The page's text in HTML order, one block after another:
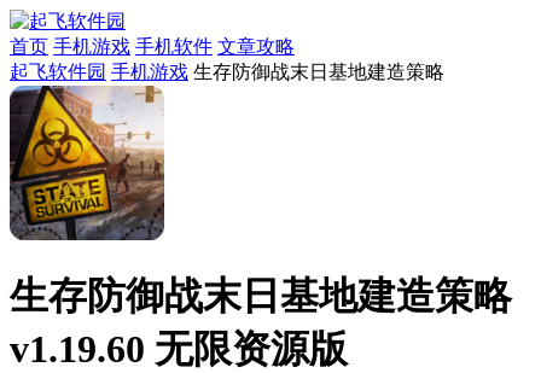
首页 手机游戏 手机软件 文章攻略
起飞软件园 手机游戏 生存防御战末日基地建造策略
生存防御战末日基地建造策略
v1.19.60 无限资源版